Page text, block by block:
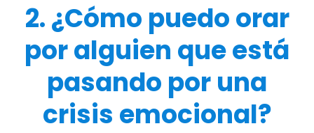
2. ¿Cómo puedo orar
por alguien que está
pasando por una
crisis emocional?